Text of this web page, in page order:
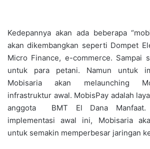
Kedepannya akan ada beberapa
akan dikembangkan seperti Dompet
Micro Finance, e-commerce. Sampai
untuk para petani. Namun untuk
Mobisaria akan melaunching
infrastruktur awal. MobisPay adalah
anggota BMT El Dana Manfaat.
implementasi awal ini, Mobisaria
untuk semakin memperbesar jaringan